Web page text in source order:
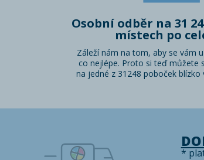
Osobní odběr na 31
místech po
Záleží nám na tom, aby se vám
co nejlépe. Proto si teď můžete
na jedné z 31248 poboček blízko
*